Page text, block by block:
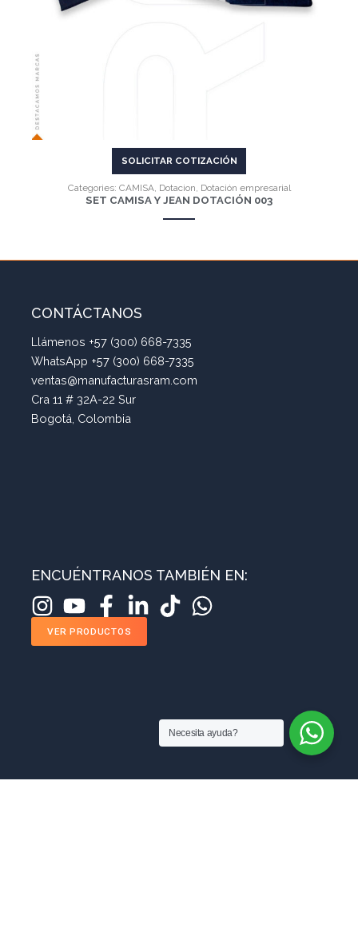
SOLICITAR COTIZACIÓN
Categories: CAMISA Dotacion Dotación empresarial
SET CAMISA Y JEAN DOTACIÓN 003
CONTÁCTANOS
Llámenos +57 (300) 668-7335
WhatsApp +57 (300) 668-7335
ventas@manufacturasram.com
Cra 11 # 32A-22 Sur
Bogotá, Colombia
ENCUÉNTRANOS TAMBIÉN EN:
VER PRODUCTOS
Necesita ayuda?